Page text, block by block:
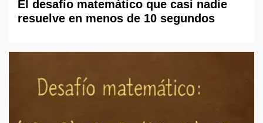
El desafío matemático que casi nadie
resuelve en menos de 10 segundos